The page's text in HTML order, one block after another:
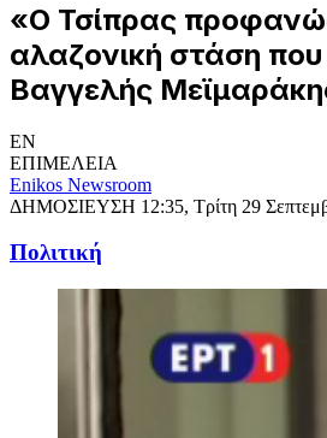
«Ο Τσίπρας
αλαζονική στάση
Βαγγελής
EN
ΕΠΙΜΕΛΕΙΑ
Enikos Newsroom
ΔΗΜΟΣΙΕΥΣΗ 12:35, Τρίτη 29
Πολιτική